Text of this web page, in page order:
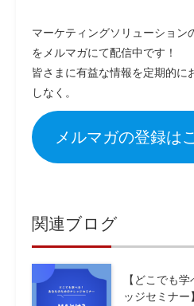
マーケティングソリューション
をメルマガにて配信中です！
皆さまに有益な情報を定期的に
しなく。
メルマガの登録は
関連ブログ
【どこでも
ッジセミナ